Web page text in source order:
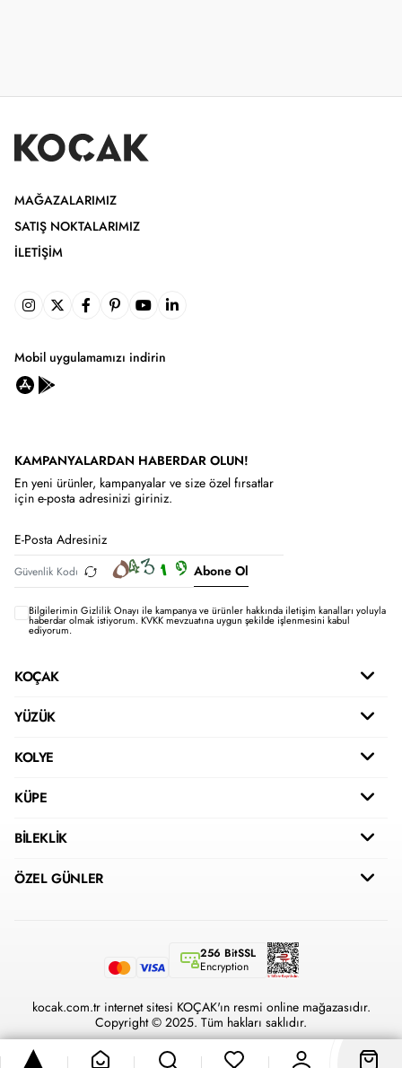
MAĞAZALARIMIZ
SATIŞ NOKTALARIMIZ
İLETIŞIM
Mobil uygulamamızı indirin
KAMPANYALARDAN HABERDAR OLUN!
En yeni ürünler, kampanyalar ve size özel fırsatlar
için e-posta adresinizi giriniz.
Abone Ol
Bilgilerimin Gizlilik Onayı ile kampanya ve ürünler hakkında iletişim kanalları yoluyla
haberdar olmak istiyorum.KVKK mevzuatına uygun şekilde işlenmesini kabul
ediyorum.
KOÇAK
YÜZÜK
KOLYE
KÜPE
BİLEKLİK
ÖZEL GÜNLER
256 BitSSL
Encryption
kocak.com.tr internet sitesi KOÇAK'ın resmi online mağazasıdır.
Copyright © 2025. Tüm hakları saklıdır.